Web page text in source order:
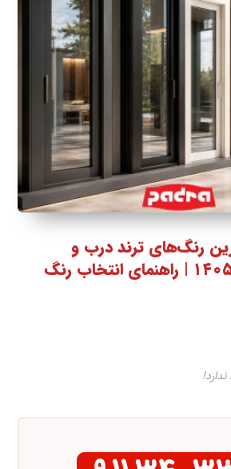
رنگ‌های ترند درب و